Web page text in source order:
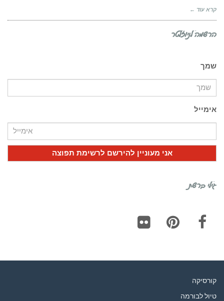
קרא עוד ←
הרשמה לניוזלטר
שמך
אימייל
גילי ברשת
קורסיקה
טיול לבורמה